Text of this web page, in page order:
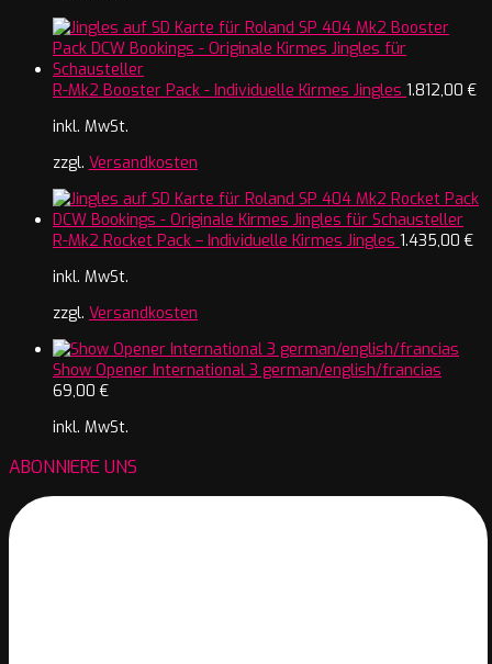
R-Mk2 Booster Pack - Individuelle Kirmes Jingles 1.812,00 €
inkl. MwSt.
zzgl. Versandkosten
R-Mk2 Rocket Pack – Individuelle Kirmes Jingles 1.435,00 €
inkl. MwSt.
zzgl. Versandkosten
Show Opener International 3 german/english/francias
69,00 €
inkl. MwSt.
ABONNIERE UNS